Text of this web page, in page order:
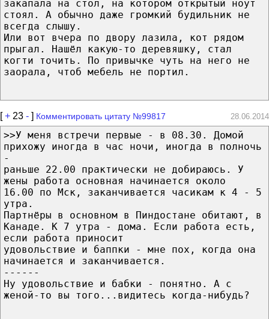
закапала на стол, на котором открытый ноут
стоял. А обычно даже громкий будильник не
всегда слышу.
Или вот вчера по двору лазила, кот рядом
прыгал. Нашёл какую-то деревяшку, стал
когти точить. По привычке чуть на него не
заорала, чтоб мебель не портил.
[+ 23 - ] Комментировать цитату №99817 28.06.2014
>>У меня встречи первые - в 08.30. Домой
прихожу иногда в час ночи, иногда в полночь
-
раньше 22.00 практически не добираюсь. У
жены работа основная начинается около
16.00 по Мск, заканчивается часикам к 4 - 5
утра.
Партнёры в основном в Пиндостане обитают, в
Канаде. К 7 утра - дома. Если работа есть,
если работа приносит
удовольствие и баппки - мне пох, когда она
начинается и заканчивается.
------
Ну удовольствие и бабки - понятно. А с
женой-то вы того...видитесь когда-нибудь?